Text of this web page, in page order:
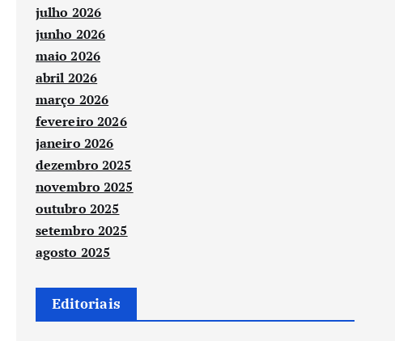
julho 2026
junho 2026
maio 2026
abril 2026
março 2026
fevereiro 2026
janeiro 2026
dezembro 2025
novembro 2025
outubro 2025
setembro 2025
agosto 2025
Editoriais